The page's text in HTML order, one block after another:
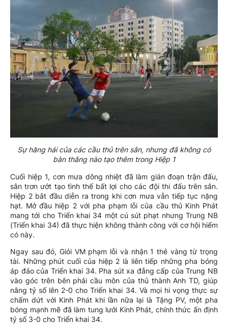
Sự hăng hái của các cầu thủ trên sân, nhưng đã không có
bàn thắng nào tạo thêm trong Hiệp 1
Cuối hiệp 1, cơn mưa dông nhiệt đã làm gián đoạn trận đấu,
sân trơn ướt tạo tình thế bất lợi cho các đội thi đấu trên sân.
Hiệp 2 bắt đầu diễn ra trong khi cơn mưa vẫn tiếp tục nặng
hạt. Mở đầu hiệp 2 với pha phạm lỗi của cầu thủ Kinh Phát
mang tới cho Triển khai 34 một cú sút phạt nhưng Trung NB
(Triển khai 34) đã thực hiện không thành công với cơ hội hiếm
có này.
Ngay sau đó, Giỏi VM phạm lỗi và nhận 1 thẻ vàng từ trọng
tài. Những phút cuối của hiệp 2 là liên tiếp những pha bóng
áp đảo của Triển khai 34. Pha sút xa đẳng cấp của Trung NB
vào góc trên bên phải cầu môn của thủ thành Anh TD, giúp
nâng tỷ số lên 2-0 cho Triển khai 34. Và mọi hi vọng thực sự
chấm dứt với Kinh Phát khi lần nữa lại là Tặng PV, một pha
bóng mạnh mẽ đã làm tung lưới Kinh Phát, chính thức ấn định
tỷ số 3-0 cho Triển khai 34.